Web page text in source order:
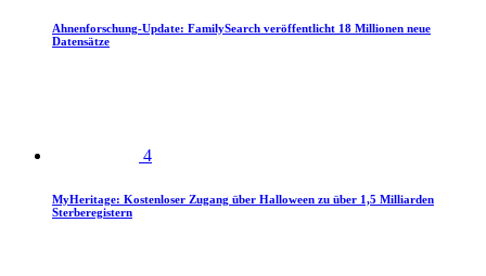
Ahnenforschung-Update: FamilySearch veröffentlicht 18 Millionen neue
Datensätze
4
MyHeritage: Kostenloser Zugang über Halloween zu über 1,5 Milliarden
Sterberegistern